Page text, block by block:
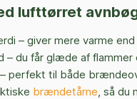
lufttørret
– giver mere varme
– du får glæde af flammer
perfekt til både
brændetårne, så du